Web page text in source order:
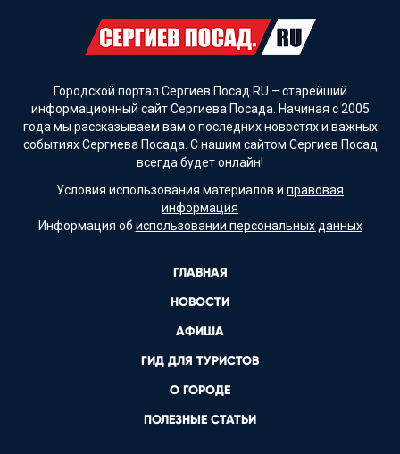
Городской портал Сергиев Посад.RU – старейший
информационный сайт Сергиева Посада. Начиная с 2005
года мы рассказываем вам о последних новостях и важных
событиях Сергиева Посада. С нашим сайтом Сергиев Посад
всегда будет онлайн!
Условия использования материалов и правовая
информация
Информация об использовании персональных данных
ГЛАВНАЯ
НОВОСТИ
АФИША
ГИД ДЛЯ ТУРИСТОВ
О ГОРОДЕ
ПОЛЕЗНЫЕ СТАТЬИ